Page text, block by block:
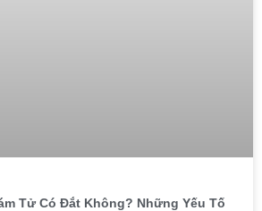
Tử Có Đắt Không? Những Yếu Tố